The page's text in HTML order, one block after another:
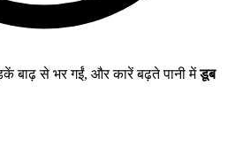
बाढ़ से भर गईं, और कारें बढ़ते पानी मेंडूब